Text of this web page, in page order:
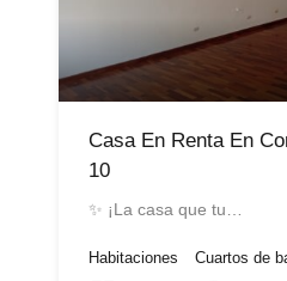
Casa En Renta En
10
✨ ¡La casa que tu…
Habitaciones Cuartos de